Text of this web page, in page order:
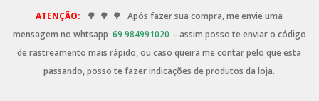
ATENÇÃO: 🌳 🌳 🌳 Após fazer sua compra, me envie uma
mensagem no whtsapp 69 984991020 - assim posso te enviar o código
de rastreamento mais rápido, ou caso queira me contar pelo que esta
passando, posso te fazer indicações de produtos da loja.